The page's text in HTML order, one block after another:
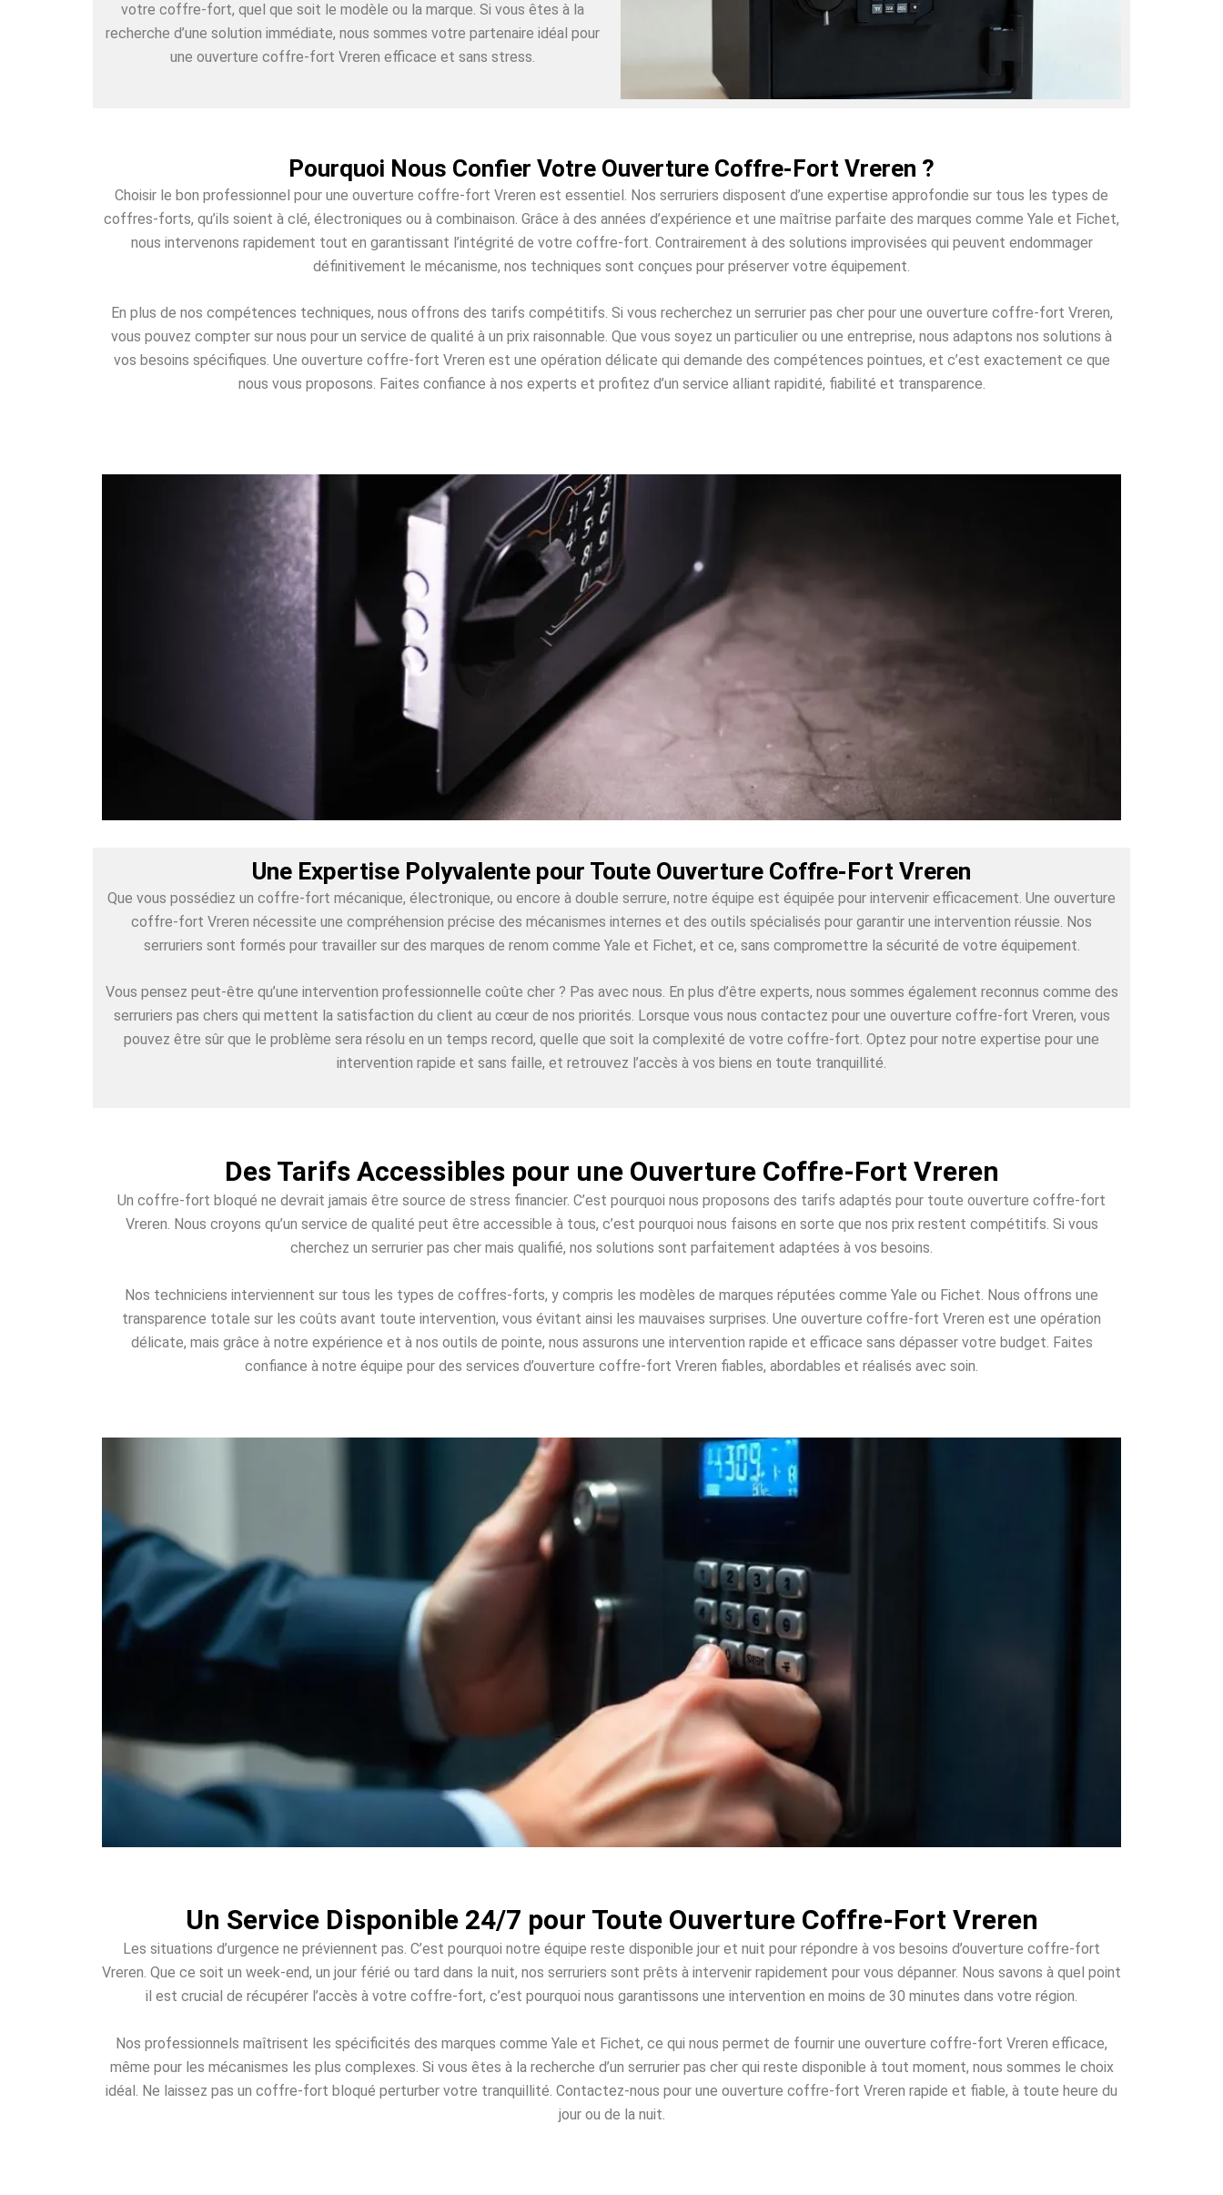
votre coffre-fort, quel que soit le modèle ou la marque. Si vous êtes à la
recherche d’une solution immédiate, nous sommes votre partenaire idéal pour
une ouverture coffre-fort Vreren efficace et sans stress.
Pourquoi Nous Confier Votre Ouverture Coffre-Fort Vreren ?
Choisir le bon professionnel pour une ouverture coffre-fort Vreren est essentiel. Nos serruriers disposent d’une expertise approfondie sur tous les types de
coffres-forts, qu’ils soient à clé, électroniques ou à combinaison. Grâce à des années d’expérience et une maîtrise parfaite des marques comme Yale et Fichet,
nous intervenons rapidement tout en garantissant l’intégrité de votre coffre-fort. Contrairement à des solutions improvisées qui peuvent endommager
définitivement le mécanisme, nos techniques sont conçues pour préserver votre équipement.
En plus de nos compétences techniques, nous offrons des tarifs compétitifs. Si vous recherchez un serrurier pas cher pour une ouverture coffre-fort Vreren,
vous pouvez compter sur nous pour un service de qualité à un prix raisonnable. Que vous soyez un particulier ou une entreprise, nous adaptons nos solutions à
vos besoins spécifiques. Une ouverture coffre-fort Vreren est une opération délicate qui demande des compétences pointues, et c’est exactement ce que
nous vous proposons. Faites confiance à nos experts et profitez d’un service alliant rapidité, fiabilité et transparence.
Une Expertise Polyvalente pour Toute Ouverture Coffre-Fort Vreren
Que vous possédiez un coffre-fort mécanique, électronique, ou encore à double serrure, notre équipe est équipée pour intervenir efficacement. Une ouverture
coffre-fort Vreren nécessite une compréhension précise des mécanismes internes et des outils spécialisés pour garantir une intervention réussie. Nos
serruriers sont formés pour travailler sur des marques de renom comme Yale et Fichet, et ce, sans compromettre la sécurité de votre équipement.
Vous pensez peut-être qu’une intervention professionnelle coûte cher ? Pas avec nous. En plus d’être experts, nous sommes également reconnus comme des
serruriers pas chers qui mettent la satisfaction du client au cœur de nos priorités. Lorsque vous nous contactez pour une ouverture coffre-fort Vreren, vous
pouvez être sûr que le problème sera résolu en un temps record, quelle que soit la complexité de votre coffre-fort. Optez pour notre expertise pour une
intervention rapide et sans faille, et retrouvez l’accès à vos biens en toute tranquillité.
Des Tarifs Accessibles pour une Ouverture Coffre-Fort Vreren
Un coffre-fort bloqué ne devrait jamais être source de stress financier. C’est pourquoi nous proposons des tarifs adaptés pour toute ouverture coffre-fort
Vreren. Nous croyons qu’un service de qualité peut être accessible à tous, c’est pourquoi nous faisons en sorte que nos prix restent compétitifs. Si vous
cherchez un serrurier pas cher mais qualifié, nos solutions sont parfaitement adaptées à vos besoins.
Nos techniciens interviennent sur tous les types de coffres-forts, y compris les modèles de marques réputées comme Yale ou Fichet. Nous offrons une
transparence totale sur les coûts avant toute intervention, vous évitant ainsi les mauvaises surprises. Une ouverture coffre-fort Vreren est une opération
délicate, mais grâce à notre expérience et à nos outils de pointe, nous assurons une intervention rapide et efficace sans dépasser votre budget. Faites
confiance à notre équipe pour des services d’ouverture coffre-fort Vreren fiables, abordables et réalisés avec soin.
Un Service Disponible 24/7 pour Toute Ouverture Coffre-Fort Vreren
Les situations d’urgence ne préviennent pas. C’est pourquoi notre équipe reste disponible jour et nuit pour répondre à vos besoins d’ouverture coffre-fort
Vreren. Que ce soit un week-end, un jour férié ou tard dans la nuit, nos serruriers sont prêts à intervenir rapidement pour vous dépanner. Nous savons à quel point
il est crucial de récupérer l’accès à votre coffre-fort, c’est pourquoi nous garantissons une intervention en moins de 30 minutes dans votre région.
Nos professionnels maîtrisent les spécificités des marques comme Yale et Fichet, ce qui nous permet de fournir une ouverture coffre-fort Vreren efficace,
même pour les mécanismes les plus complexes. Si vous êtes à la recherche d’un serrurier pas cher qui reste disponible à tout moment, nous sommes le choix
idéal. Ne laissez pas un coffre-fort bloqué perturber votre tranquillité. Contactez-nous pour une ouverture coffre-fort Vreren rapide et fiable, à toute heure du
jour ou de la nuit.